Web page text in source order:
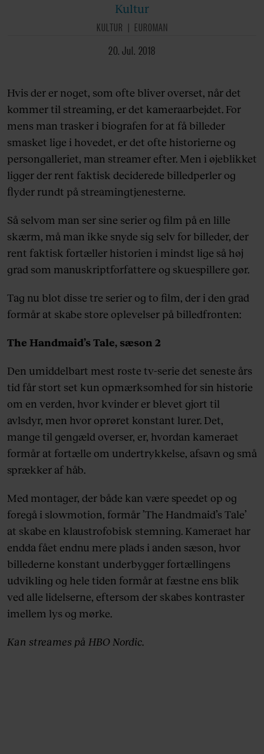
Kultur
KULTUR
EUROMAN
20. Jul. 2018
Hvis der er noget, som ofte bliver overset, når det
kommer til streaming, er det kameraarbejdet. For
mens man trasker i biografen for at få billeder
smasket lige i hovedet, er det ofte historierne og
persongalleriet, man streamer efter. Men i øjeblikket
ligger der rent faktisk deciderede billedperler og
flyder rundt på streamingtjenesterne.
Så selvom man ser sine serier og film på en lille
skærm, må man ikke snyde sig selv for billeder, der
rent faktisk fortæller historien i mindst lige så høj
grad som manuskriptforfattere og skuespillere gør.
Tag nu blot disse tre serier og to film, der i den grad
formår at skabe store oplevelser på billedfronten:
The Handmaid’s Tale, sæson 2
Den umiddelbart mest roste tv-serie det seneste års
tid får stort set kun opmærksomhed for sin historie
om en verden, hvor kvinder er blevet gjort til
avlsdyr, men hvor oprøret konstant lurer. Det,
mange til gengæld overser, er, hvordan kameraet
formår at fortælle om undertrykkelse, afsavn og små
sprækker af håb.
Med montager, der både kan være speedet op og
foregå i slowmotion, formår ’The Handmaid’s Tale’
at skabe en klaustrofobisk stemning. Kameraet har
endda fået endnu mere plads i anden sæson, hvor
billederne konstant underbygger fortællingens
udvikling og hele tiden formår at fæstne ens blik
ved alle lidelserne, eftersom der skabes kontraster
imellem lys og mørke.
Kan streames på HBO Nordic.